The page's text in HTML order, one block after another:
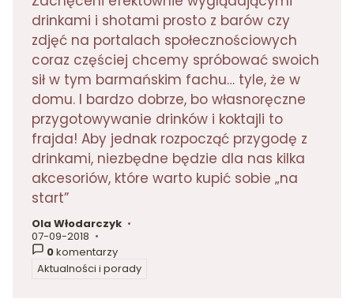
drinkami i shotami prosto z barów czy
zdjęć na portalach społecznościowych
coraz częściej chcemy spróbować swoich
sił w tym barmańskim fachu… tyle, że w
domu. I bardzo dobrze, bo własnoręczne
przygotowywanie drinków i koktajli to
frajda! Aby jednak rozpocząć przygodę z
drinkami, niezbędne będzie dla nas kilka
akcesoriów, które warto kupić sobie „na
start”
autor:
Ola Włodarczyk
dodano:
07-09-2018
0komentarzy
w kategorii
Aktualności i porady